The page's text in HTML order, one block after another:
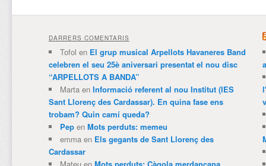
DARRERS COMENTARIS
Tofol en El grup musical Arpellots Havaneres Band
celebren el seu 25è aniversari presentat el nou disc
“ARPELLOTS A BANDA”
Martaen Informació referent al nou Institut (IES
Sant Llorenç des Cardassar). En quina fase ens
trobam? Quin camí queda?
Pepen Mots perduts: memeu
emmaen Els gegants de Sant Llorenç des
Cardassar
Mateuen Mots perduts: Càgola merdançana